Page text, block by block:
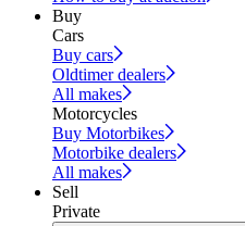
Buy
Cars
Buy cars
Oldtimer dealers
All makes
Motorcycles
Buy Motorbikes
Motorbike dealers
All makes
Sell
Private